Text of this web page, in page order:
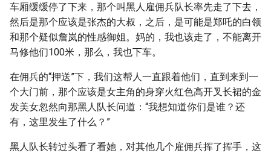
车厢缓缓停了下来，那个叫黑人雇佣兵队长率先走了下去，
然后是那个应该是张杰的大叔，之后，是可能是郑吒的白领
和那个疑似詹岚的性感御姐。妈的，我也该走了，不能离开
马修他们100米，那么，我也下车。
在佣兵的“押送”下，我们这帮人一直跟着他们，直到来到一
个大门前，那个应该是女主角的身穿火红色高开叉长裙的金
发美女忽然向那黑人队长问道：“我想知道你们是谁？还
有，这里发生了什么？”
黑人队长转过头看了看她，对其他几个雇佣兵挥了挥手，这